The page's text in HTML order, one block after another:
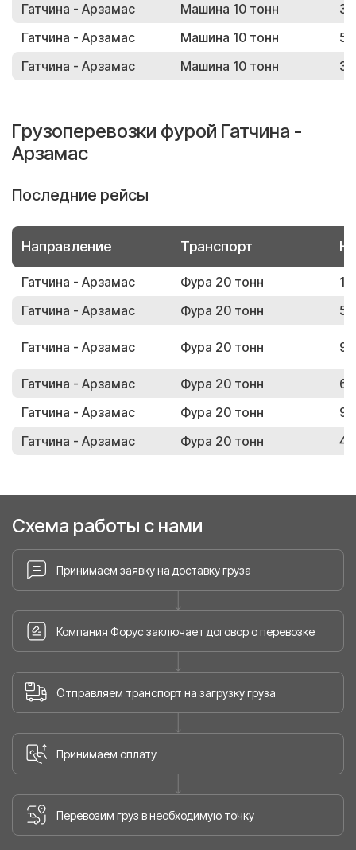
Гатчина - Арзамас
Машина 10 тонн
Гатчина - Арзамас
Машина 10 тонн
Гатчина - Арзамас
Машина 10 тонн
Грузоперевозки фурой Гатчина -
Арзамас
Последние рейсы
Направление Транспорт
Гатчина - Арзамас Фура 20 тонн
Гатчина - Арзамас
Фура 20 тонн
Гатчина - Арзамас Фура 20 тонн
Гатчина - Арзамас Фура 20 тонн
Гатчина - Арзамас
Фура 20 тонн
Гатчина - Арзамас
Фура 20 тонн
Схема работы с нами
Принимаем заявку на доставку груза
Компания Форус заключает договор о перевозке
Отправляем транспорт на загрузку груза
Принимаем оплату
Перевозим груз в необходимую точку